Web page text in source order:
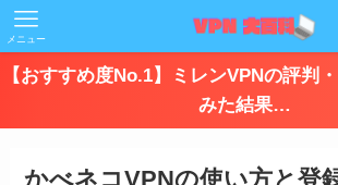
メニュー
【おすすめ度No.1】ミレンVPNの評判
みた結果…
かべネコVPNの使い方と登